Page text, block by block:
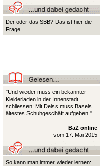
Der oder das SBB? Das ist hier die
Frage.
"Und wieder muss ein bekannter
Kleiderladen in der Innenstadt
schliessen: Mit Deiss muss Basels
ältestes Schuhgeschäft aufgeben."
BaZ online
vom 17. Mai 2015
So kann man immer wieder lernen: